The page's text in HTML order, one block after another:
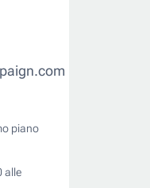
piano
alle